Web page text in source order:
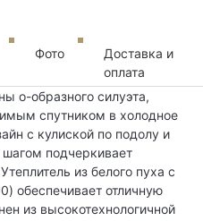
Фото
Доставка и
оплата
о-образного силуэта,
спутником в холодное
с кулиской по подолу и
подчеркивает
из белого пуха с
обеспечивает отличную
из высокотехнологичной